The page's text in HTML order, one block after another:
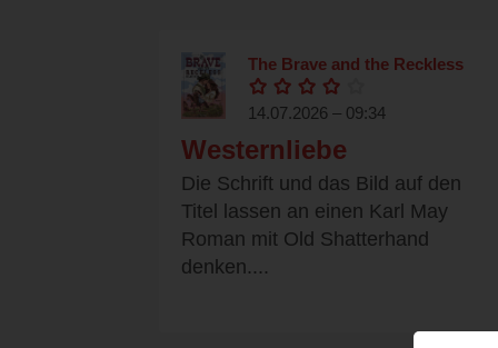
The Brave and the Reckless
14.07.2026 – 09:34
Westernliebe
Die Schrift und das Bild auf den
Titel lassen an einen Karl May
Roman mit Old Shatterhand
denken....